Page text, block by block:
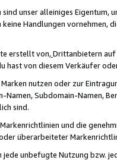
sind unser alleiniges
Handlungen vornehmen,
erstellt von,Drittanbietern auf
hast von diesem Verkäufer
nutzen oder zur
Namen, Subdomain-Namen,
sind.
und die
überarbeiteter
jede unbefugte Nutzung bzw.